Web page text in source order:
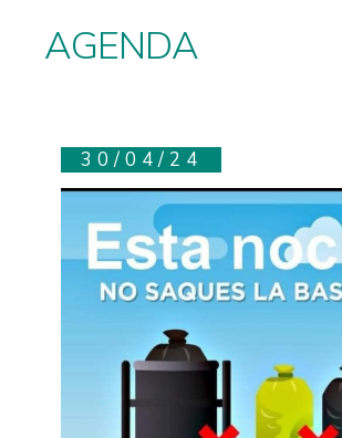
AGENDA
30/04/24